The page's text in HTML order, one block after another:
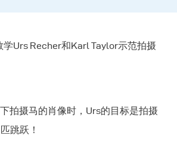
Urs Recher和Karl Taylor示范拍摄
拍摄马的肖像时，Urs的目标是拍摄
跳跃！